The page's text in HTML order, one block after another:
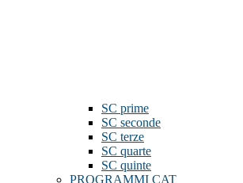
SC prime
SC seconde
SC terze
SC quarte
SC quinte
PROGRAMMI CAT